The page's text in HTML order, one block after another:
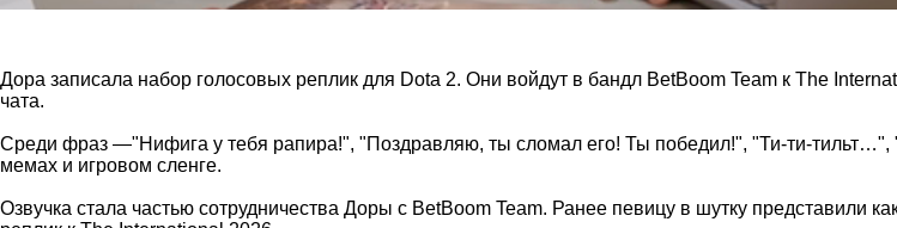
Дора записала набор голосовых реплик для Dota 2. Они войдут в бандл BetBoom Team к The
чата.
Среди фраз —"Нифига у тебя рапира!", "Поздравляю, ты сломал его! Ты победил!", "Ти-ти-
мемах и игровом сленге.
Озвучка стала частью сотрудничества Доры с BetBoom Team. Ранее певицу в шутку представили